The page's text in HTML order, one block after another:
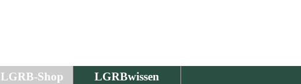
LGRB-Shop LGRBwissen